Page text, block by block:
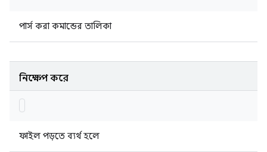
পার্স করা কমান্ডের তালিকা
নিক্ষেপ করে
ফাইল পড়তে ব্যর্থ হলে